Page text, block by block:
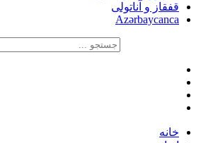
قفقاز و آناتولی
Azərbaycanca
خانه